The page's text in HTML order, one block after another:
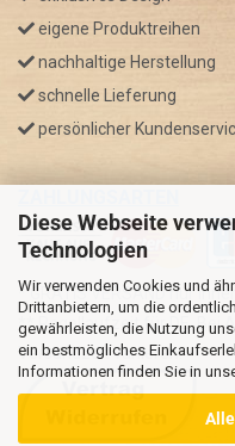
Diese Webseite
Technologien
Wir verwenden Cookies und
Drittanbietern, um die
gewährleisten, die Nutzung
ein bestmögliches
Informationen finden Sie in
eigene Produktreihen
nachhaltige Herstellung
schnelle Lieferung
persönlicher
* GRATIS VERSAND nur
** Regellaufzeit für DE, Bei
Versandzeit variieren.